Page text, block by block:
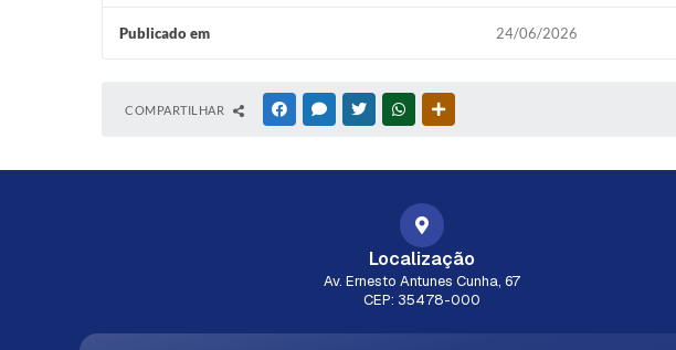
Publicado em 24/06/2026
COMPARTILHAR FACEBOOKMESSENGER
TWITTERWHATSAPP
Localização
Av. Ernesto Antunes Cunha, 67
CEP: 35478-000